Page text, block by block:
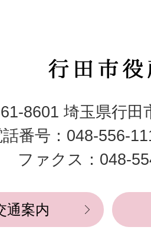
行
市
役
所
8601 埼玉県行田
話番号：048-556-
ファクス：048-
通案内